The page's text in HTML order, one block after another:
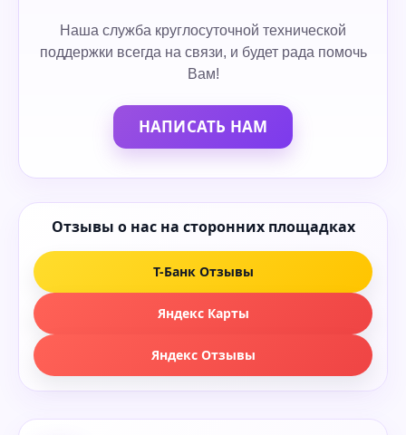
Наша служба круглосуточной технической
поддержки всегда на связи, и будет рада помочь
Вам!
НАПИСАТЬ НАМ
Отзывы о нас на сторонних площадках
Т-Банк Отзывы
Яндекс Карты
Яндекс Отзывы